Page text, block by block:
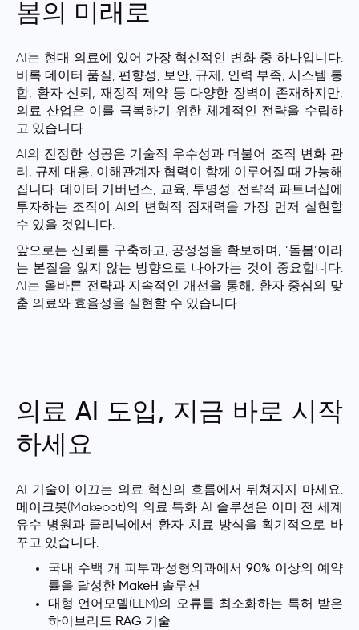
봄의 미래로
AI는 현대 의료에 있어 가장 혁신적인 변화 중 하나입니다.
비록 데이터 품질, 편향성, 보안, 규제, 인력 부족, 시스템 통
합, 환자 신뢰, 재정적 제약 등 다양한 장벽이 존재하지만,
의료 산업은 이를 극복하기 위한 체계적인 전략을 수립하
고 있습니다.
AI의 진정한 성공은 기술적 우수성과 더불어 조직 변화 관
리, 규제 대응, 이해관계자 협력이 함께 이루어질 때 가능해
집니다. 데이터 거버넌스, 교육, 투명성, 전략적 파트너십에
투자하는 조직이 AI의 변혁적 잠재력을 가장 먼저 실현할
수 있을 것입니다.
앞으로는 신뢰를 구축하고, 공정성을 확보하며, ‘돌봄’이라
는 본질을 잃지 않는 방향으로 나아가는 것이 중요합니다.
AI는 올바른 전략과 지속적인 개선을 통해, 환자 중심의 맞
춤 의료와 효율성을 실현할 수 있습니다.
의료 AI 도입, 지금 바로 시작
하세요
AI 기술이 이끄는 의료 혁신의 흐름에서 뒤쳐지지 마세요.
메이크봇(Makebot)의 의료 특화 AI 솔루션은 이미 전 세계
유수 병원과 클리닉에서 환자 치료 방식을 획기적으로 바
꾸고 있습니다.
국내 수백 개 피부과·성형외과에서 90% 이상의 예약
률을 달성한 MakeH 솔루션
대형 언어모델(LLM)의 오류를 최소화하는 특허 받은
하이브리드 RAG 기술